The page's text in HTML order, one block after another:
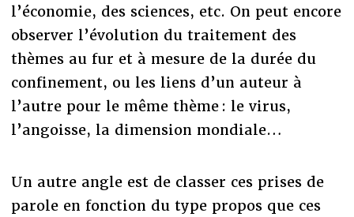
l’économie, des sciences, etc. On peut encore
observer l’évolution du traitement des
thèmes au fur et à mesure de la durée du
confinement, ou les liens d’un auteur à
l’autre pour le même thème : le virus,
l’angoisse, la dimension mondiale…
Un autre angle est de classer ces prises de
parole en fonction du type propos que ces